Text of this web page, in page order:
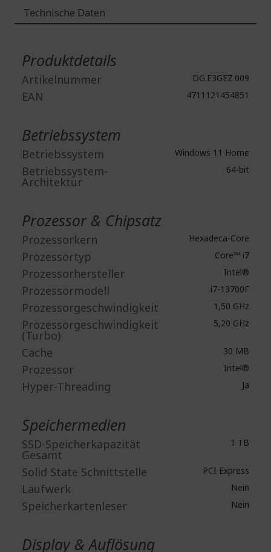
Technische Daten
Produktdetails
Artikelnummer DG.E3GEZ.009
EAN 4711121454851
Betriebssystem
Betriebssystem Windows 11 Home
Betriebssystem-
Architektur
64-bit
Prozessor & Chipsatz
Prozessorkern Hexadeca-Core
Prozessortyp Core™ i7
Prozessorhersteller Intel®
Prozessormodell i7-13700F
Prozessorgeschwindigkeit 1,50 GHz
Prozessorgeschwindigkeit
(Turbo)
5,20 GHz
Cache 30 MB
Prozessor Intel®
Hyper-Threading Ja
Speichermedien
SSD-Speicherkapazität
Gesamt
1 TB
Solid State Schnittstelle PCI Express
Laufwerk Nein
Speicherkartenleser Nein
Display & Auflösung